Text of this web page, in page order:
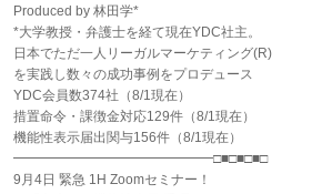
Produced by 林田学*
*大学教授・弁護士を経て現在YDC社主。
日本でただ一人リーガルマーケティング(R)
を実践し数々の成功事例をプロデュース
YDC会員数374社（8/1現在）
措置命令・課徴金対応129件（8/1現在）
機能性表示届出関与156件（8/1現在）
━━━━━━━━━━━━━━━□■□■□■□
9月4日 緊急 1H Zoomセミナー！